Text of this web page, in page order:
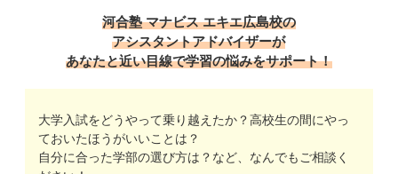
河合塾 マナビス エキエ広島校の
アシスタントアドバイザーが
あなたと近い目線で学習の悩みをサポート！
大学入試をどうやって乗り越えたか？高校生の間にやっ
ておいたほうがいいことは？
自分に合った学部の選び方は？など、なんでもご相談く